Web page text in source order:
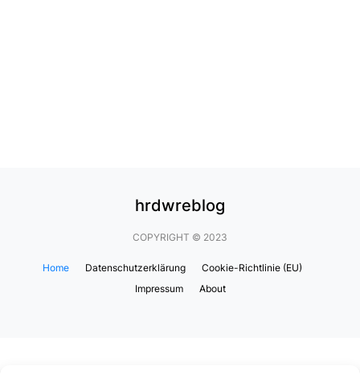
hrdwreblog
COPYRIGHT © 2023
Home Datenschutzerklärung
Cookie-Richtlinie (EU)
Impressum
About